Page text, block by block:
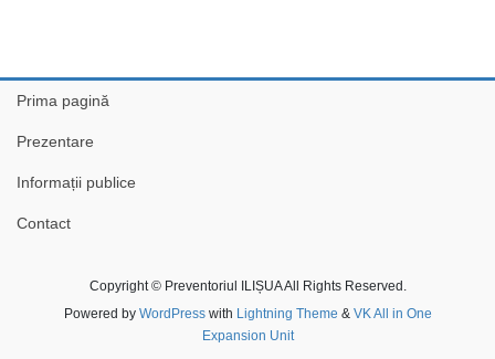
Prima pagină
Prezentare
Informații publice
Contact
Copyright © Preventoriul ILIȘUA All Rights Reserved.
Powered by WordPresswith Lightning Theme & VK All in One
Expansion Unit